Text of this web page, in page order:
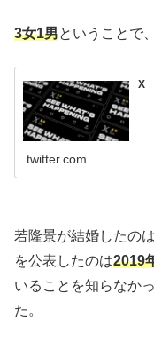
3女1男ということで
X
twitter.com
若隆景が結婚したのは
を公表したのは2019
いることを知らなか
た。